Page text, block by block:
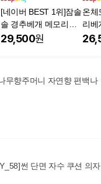
[네이버 BEST 1위]잠솔
솔 경추베개 메모리폼
기능성 메쉬블루, 1개,
29,500원
온체
리베
딥그
무향주머니 자연향 편백나
썬 단면 자수 쿠션 의자